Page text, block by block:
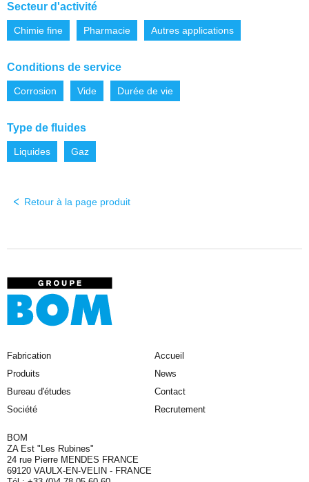
Secteur d'activité
Chimie fine Pharmacie Autres applications
Conditions de service
Corrosion Vide Durée de vie
Type de fluides
Liquides Gaz
Retour à la page produit
Fabrication
Produits
Bureau d'études
Société
Accueil
News
Contact
Recrutement
BOM
ZA Est "Les Rubines"
24 rue Pierre MENDES FRANCE
69120 VAULX-EN-VELIN - FRANCE